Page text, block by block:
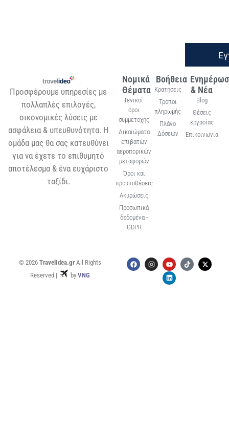
Προσφέρουμε υπηρεσίες με
πολλαπλές επιλογές,
οικονομικές λύσεις με
ασφάλεια & υπευθυνότητα. Η
ομάδα μας θα σας κατευθύνει
για να έχετε το επιθυμητό
αποτέλεσμα & ένα ευχάριστο
ταξίδι.
Νομικά
Θέματα
Γενικοί
όροι
συμμετοχής
Δικαιώματα
επιβατών
αεροπορικών
μεταφορών
Όροι και
προϋποθέσεις
Ακυρώσεις
Προσωπικά
δεδομένα -
GDPR
Βοήθεια
Κρατήσεις
Τρόποι
πληρωμής
Πλάνο
Δόσεων
& Νέα
Blog
Θέσεις
εργασίας
Επικοινωνία
© 2026 TravelIdea.grAll Rights
Reserved |
by VNG